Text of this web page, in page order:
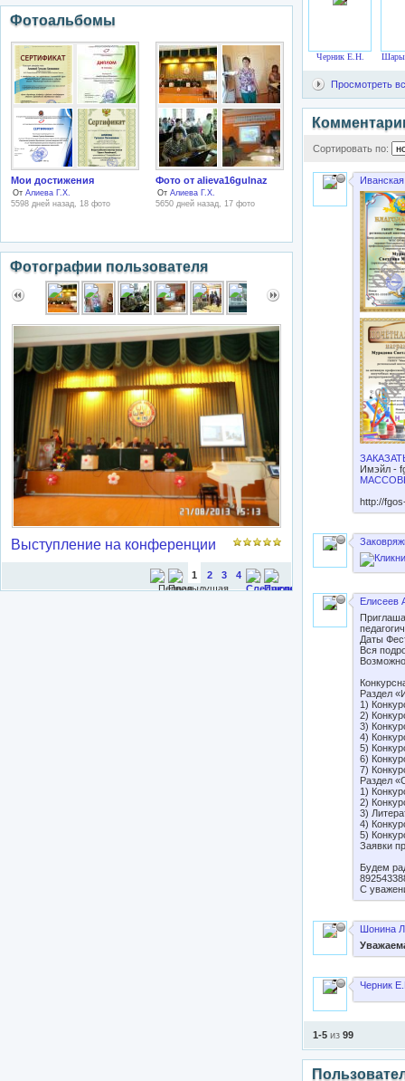
Фотоальбомы
Мои достижения
От Алиева Г.Х.
5598 дней назад, 18 фото
Фото от alieva16gulnaz
От Алиева Г.Х.
5650 дней назад, 17 фото
Фотографии пользователя
Выступление на конференции
1 2 3 4
Черник Е.Н.
Просмотреть
Сортировать по:
Имэйл -
http://
Елисеев
Даты
Вся
Раздел
1)
2)
3)
4)
5)
6)
7)
Раздел
1)
2)
3)
4)
5)
Заявки
Будем
С
Шонина
Черник
1-5 из 99